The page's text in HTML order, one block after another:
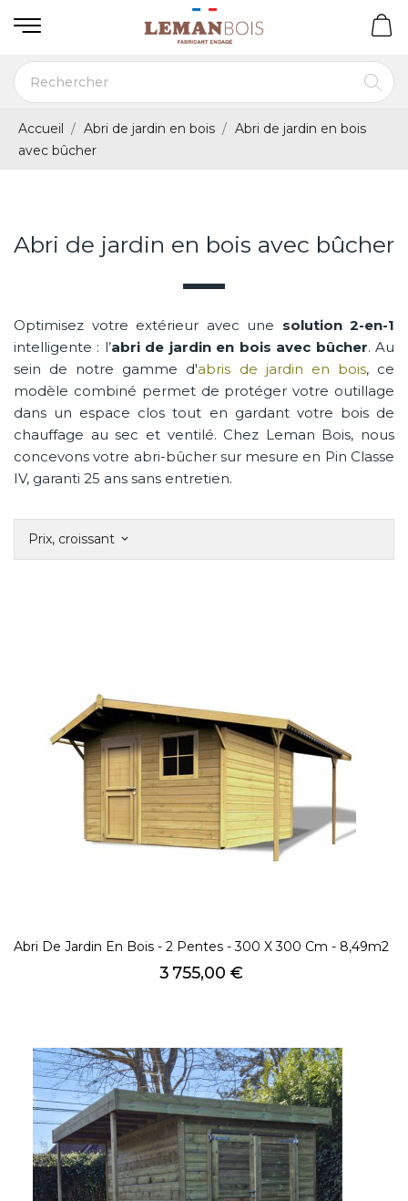
Accueil Abri de jardin en bois
Abri de jardin en bois
avec bûcher
Abri de jardin en bois avec bûcher
Optimisez votre extérieur avec une solution 2-en-1
intelligente : l’abri de jardin en bois avec bûcher. Au
sein de notre gamme d'abris de jardin en bois, ce
modèle combiné permet de protéger votre outillage
dans un espace clos tout en gardant votre bois de
chauffage au sec et ventilé. Chez Leman Bois, nous
concevons votre abri-bûcher sur mesure en Pin Classe
IV, garanti 25 ans sans entretien.
Prix, croissant keyboard_arrow_down
Abri De Jardin En Bois - 2 Pentes - 300 X 300 Cm - 8,49m2
Prix
3 755,00 €